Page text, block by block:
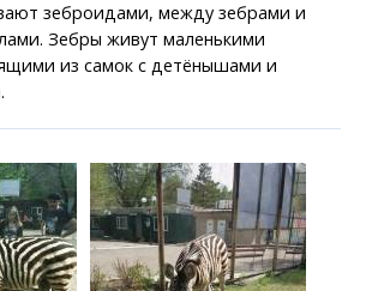
зеброидами, между зебрами и
Зебры живут маленькими
из самок с детёнышами и